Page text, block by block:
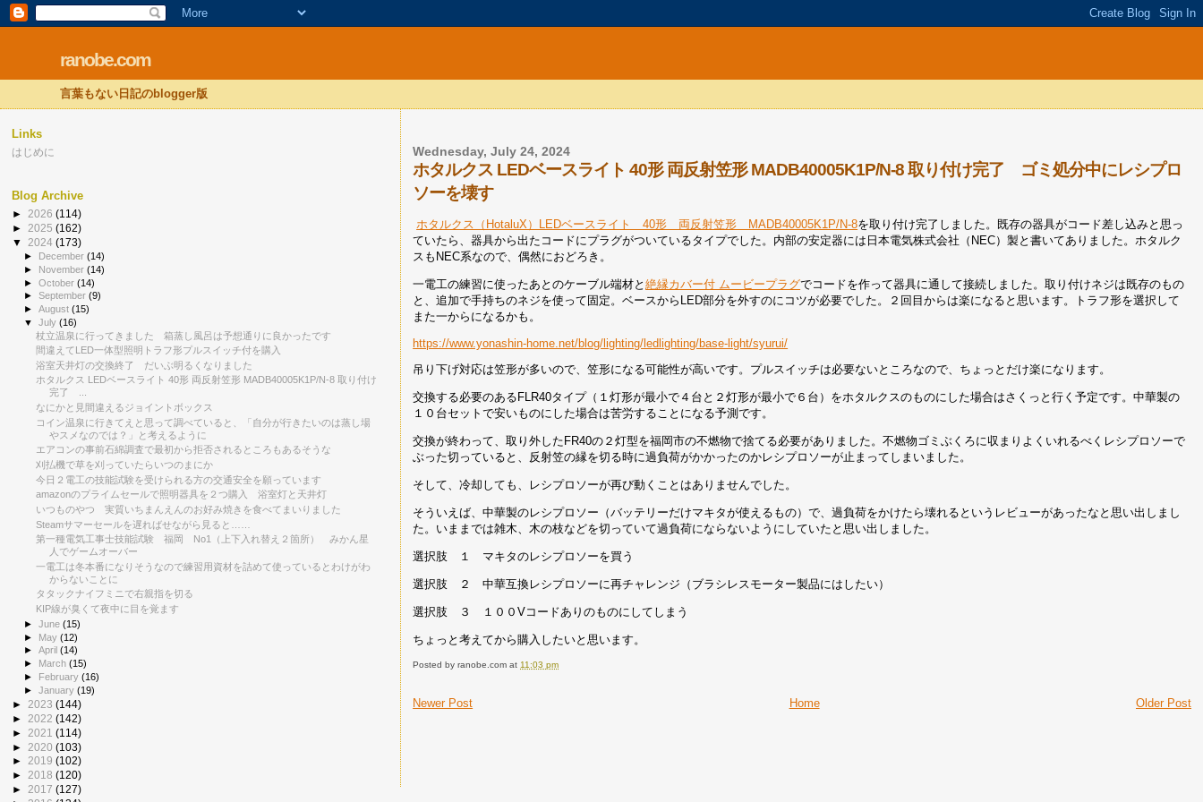
ranobe.com
言葉もない日記のblogger版
Wednesday, July 24, 2024
ホタルクス LEDベースライト 40形 両反射笠形 MADB40005K1P/N-8 取り付け完了 ゴミ処分中にレシプロ
ソーを壊す
ホタルクス（HotaluX）LEDベースライト 40形 両反射笠形 MADB40005K1P/N-8を取り付け完了しました。既存の器具がコード差し込みと思っ
ていたら、器具から出たコードにプラグがついているタイプでした。内部の安定器には日本電気株式会社（NEC）製と書いてありました。ホタルク
スもNEC系なので、偶然におどろき。
一電工の練習に使ったあとのケーブル端材と絶縁カバー付 ムービープラグでコードを作って器具に通して接続しました。取り付けネジは既存のもの
と、追加で手持ちのネジを使って固定。ベースからLED部分を外すのにコツが必要でした。２回目からは楽になると思います。トラフ形を選択して
また一からになるかも。
https://www.yonashin-home.net/blog/lighting/ledlighting/base-light/syurui/
吊り下げ対応は笠形が多いので、笠形になる可能性が高いです。プルスイッチは必要ないところなので、ちょっとだけ楽になります。
交換する必要のあるFLR40タイプ（１灯形が最小で４台と２灯形が最小で６台）をホタルクスのものにした場合はさくっと行く予定です。中華製の
１０台セットで安いものにした場合は苦労することになる予測です。
交換が終わって、取り外したFR40の２灯型を福岡市の不燃物で捨てる必要がありました。不燃物ゴミぶくろに収まりよくいれるべくレシプロソーで
ぶった切っていると、反射笠の縁を切る時に過負荷がかかったのかレシプロソーが止まってしまいました。
そして、冷却しても、レシプロソーが再び動くことはありませんでした。
そういえば、中華製のレシプロソー（バッテリーだけマキタが使えるもの）で、過負荷をかけたら壊れるというレビューがあったなと思い出しまし
た。いままでは雑木、木の枝などを切っていて過負荷にならないようにしていたと思い出しました。
選択肢 １ マキタのレシプロソーを買う
選択肢 ２ 中華互換レシプロソーに再チャレンジ（ブラシレスモーター製品にはしたい）
選択肢 ３ １００Vコードありのものにしてしまう
ちょっと考えてから購入したいと思います。
Posted byranobe.com at 11:03 pm
Newer Post Older Post
Home
Links
はじめに
Blog Archive
► 2026 (114)
► 2025 (162)
▼ 2024 (173)
► December(14)
► November(14)
►October(14)
►September(9)
►August(15)
▼July(16)
杖立温泉に行ってきました 箱蒸し風呂は予想通りに良かったです
間違えてLED一体型照明トラフ形プルスイッチ付を購入
浴室天井灯の交換終了 だいぶ明るくなりました
ホタルクス LEDベースライト 40形 両反射笠形 MADB40005K1P/N-8 取り付け
完了 ...
なにかと見間違えるジョイントボックス
コイン温泉に行きてえと思って調べていると、「自分が行きたいのは蒸し場
やスメなのでは？」と考えるように
エアコンの事前石綿調査で最初から拒否されるところもあるそうな
刈払機で草を刈っていたらいつのまにか
今日２電工の技能試験を受けられる方の交通安全を願っています
amazonのプライムセールで照明器具を２つ購入 浴室灯と天井灯
いつものやつ 実質いちまんえんのお好み焼きを食べてまいりました
Steamサマーセールを遅ればせながら見ると……
第一種電気工事士技能試験 福岡 No1（上下入れ替え２箇所） みかん星
人でゲームオーバー
一電工は冬本番になりそうなので練習用資材を詰めて使っているとわけがわ
からないことに
タタックナイフミニで右親指を切る
KIP線が臭くて夜中に目を覚ます
►June(15)
► May(12)
►April(14)
►
March(15)
► February(16)
►January(19)
► 2023 (144)
► 2022 (142)
► 2021 (114)
► 2020 (103)
► 2019 (102)
► 2018 (120)
► 2017 (127)